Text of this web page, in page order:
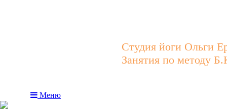
Студия йоги Ольги
Занятия по методу
Меню